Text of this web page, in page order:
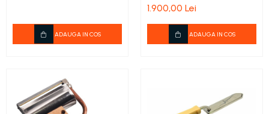
ADAUGA IN COS
1.900,00 Lei
ADAUGA IN COS